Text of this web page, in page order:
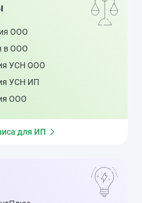
ООО
в ООО
УСН ООО
УСН ИП
ООО
для ИП